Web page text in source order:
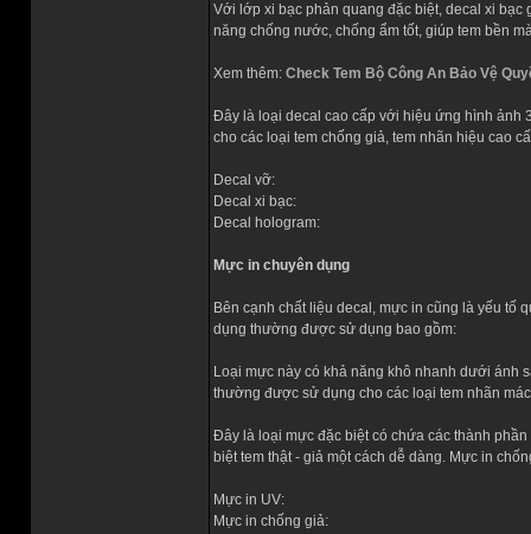
Với lớp xi bạc phản quang đặc biệt, decal xi
năng chống nước, chống ẩm tốt, giúp tem bền
Xem thêm: Check Tem Bộ Công An Bảo Vệ
Đây là loại decal cao cấp với hiệu ứng hình ảnh
cho các loại tem chống giả, tem nhãn hiệu cao
Decal vỡ:
Decal xi bạc:
Decal hologram:
Mực in chuyên dụng
Bên cạnh chất liệu decal, mực in cũng là yếu tố
dụng thường được sử dụng bao gồm:
Loại mực này có khả năng khô nhanh dưới ánh
thường được sử dụng cho các loại tem nhãn
Đây là loại mực đặc biệt có chứa các thành
biệt tem thật - giả một cách dễ dàng. Mực in
Mực in UV:
Mực in chống giả: